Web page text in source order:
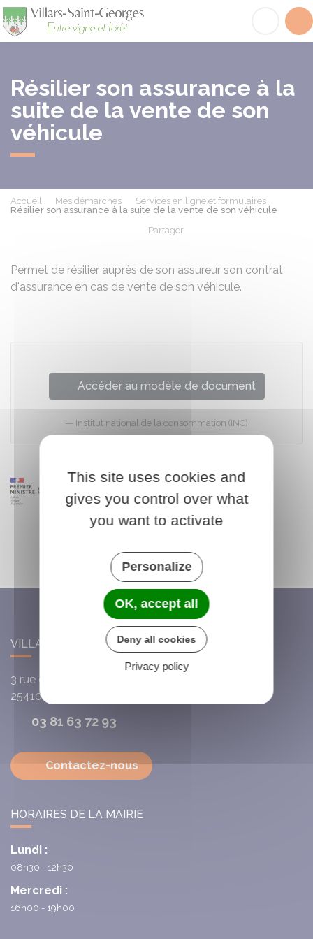
Résilier son assurance à la
suite de la vente de son
véhicule
Accueil Mes démarches
Services en ligne et formulaires
Résilier son assurance à la suite de la vente de son véhicule
Partager
Permet de résilier auprès de son assureur son contrat
d'assurance en cas de vente de son véhicule.
Accéder au modèle de document
Institut national de la consommation (INC)
VILLARS-SAINT-GEORGES
3 rue de l'Église
25410
03 81 63 72 93
Contactez-nous
HORAIRES DE LA MAIRIE
Lundi :
08h30 - 12h30
Mercredi :
16h00 - 19h00
This site uses cookies and
gives you control over what
you want to activate
Personalize
OK, accept all
Deny all cookies
Privacy policy